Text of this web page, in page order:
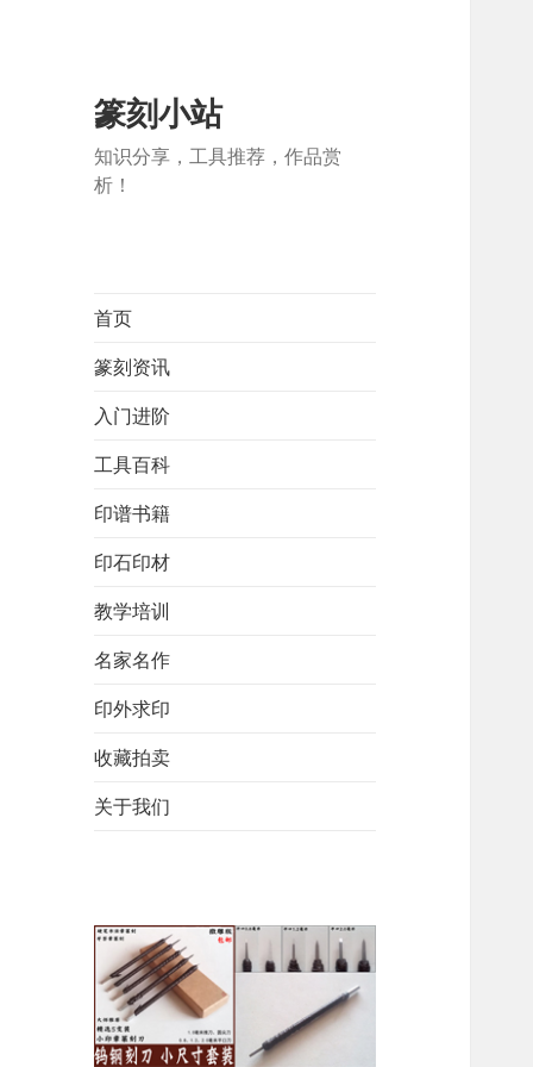
篆刻小站
知识分享，工具推荐，作品赏
析！
首页
篆刻资讯
入门进阶
工具百科
印谱书籍
印石印材
教学培训
名家名作
印外求印
收藏拍卖
关于我们